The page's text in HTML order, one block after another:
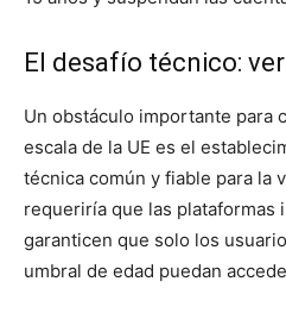
El desafío técnico:
Un obstáculo importante para
escala de la UE es el
técnica común y fiable para la
requeriría que las plataformas
garanticen que solo los
umbral de edad puedan